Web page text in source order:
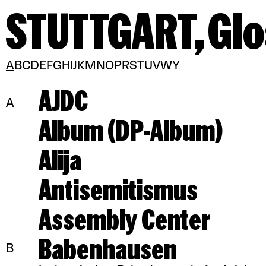
STUTTGART,
ABCDEFGHIJKMNOPRSTUVWY
A
AJDC
Album (DP-Album)
Alija
Antisemitismus
Assembly Center
B Babenhausen